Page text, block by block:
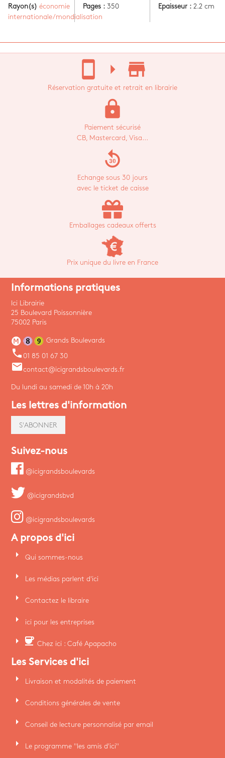
Rayon(s) économie
internationale/mondialisation
Pages : 350
Epaisseur :2.2 cm
stay_current_portrait arrow_right store_mall_directory
Réservation gratuite et retrait en librairie
lock
Paiement sécurisé
CB, Mastercard, Visa...
replay_30
Echange sous 30 jours
avec le ticket de caisse
Emballages cadeaux offerts
Prix unique du livre en France
Informations pratiques
Ici Librairie
25 Boulevard Poissonnière
75002 Paris
Grands Boulevards
phone 01 85 01 67 30
emailcontact@icigrandsboulevards.fr
Du lundi au samedi de 10h à 20h
Les lettres d'information
S'ABONNER
Suivez-nous
@icigrandsboulevards
@icigrandsbvd
@icigrandsboulevards
A propos d'ici
arrow_right Qui sommes-nous
arrow_right Les médias parlent d'ici
arrow_right Contactez le libraire
arrow_right ici pour les entreprises
arrow_right coffee Chez ici : Café Apapacho
Les Services d'ici
arrow_right Livraison et modalités de paiement
arrow_right Conditions générales de vente
arrow_right Conseil de lecture personnalisé par email
arrow_right Le programme "les amis d'ici"